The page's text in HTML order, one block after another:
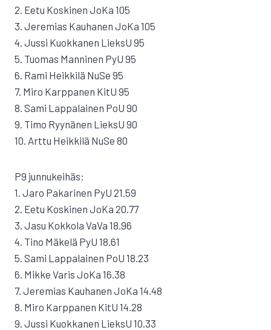
2. Eetu Koskinen JoKa 105
3. Jeremias Kauhanen JoKa 105
4. Jussi Kuokkanen LieksU 95
5. Tuomas Manninen PyU 95
6. Rami Heikkilä NuSe 95
7. Miro Karppanen KitU 95
8. Sami Lappalainen PoU 90
9. Timo Ryynänen LieksU 90
10. Arttu Heikkilä NuSe 80
P9 junnukeihäs:
1. Jaro Pakarinen PyU 21.59
2. Eetu Koskinen JoKa 20.77
3. Jasu Kokkola VaVa 18.96
4. Tino Mäkelä PyU 18.61
5. Sami Lappalainen PoU 18.23
6. Mikke Varis JoKa 16.38
7. Jeremias Kauhanen JoKa 14.48
8. Miro Karppanen KitU 14.28
9. Jussi Kuokkanen LieksU 10.33